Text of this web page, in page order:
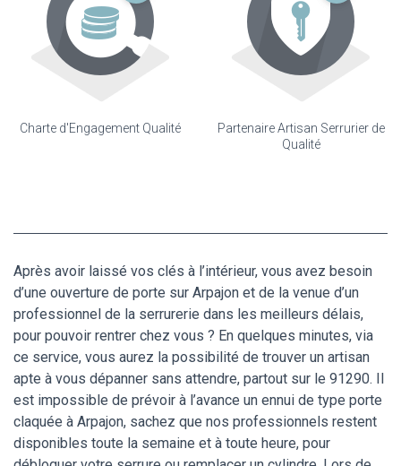
Charte d'Engagement Qualité
Partenaire Artisan Serrurier de
Qualité
Après avoir laissé vos clés à l’intérieur, vous avez besoin
d’une ouverture de porte sur Arpajon et de la venue d’un
professionnel de la serrurerie dans les meilleurs délais,
pour pouvoir rentrer chez vous ? En quelques minutes, via
ce service, vous aurez la possibilité de trouver un artisan
apte à vous dépanner sans attendre, partout sur le 91290. Il
est impossible de prévoir à l’avance un ennui de type porte
claquée à Arpajon, sachez que nos professionnels restent
disponibles toute la semaine et à toute heure, pour